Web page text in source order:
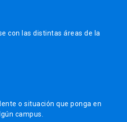
con las distintas áreas de la
o situación que ponga en
campus.